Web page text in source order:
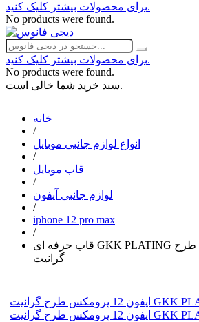
برای محصولات بیشتر کلیک کنید.
No products were found.
برای محصولات بیشتر کلیک کنید.
No products were found.
سبد خرید شما خالی است.
خانه
/
انواع لوازم جانبی موبایل
/
قاب موبایل
/
لوازم جانبی آیفون
/
iphone 12 pro max
/
قاب حرفه ای GKK PLATING ایفون 12 پرومکس طرح
گرانیت